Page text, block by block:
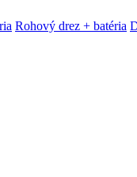
Rohový drez + batéria